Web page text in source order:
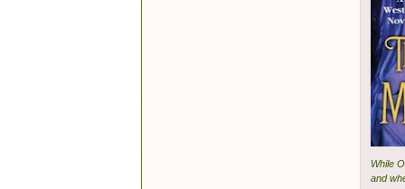
While
and